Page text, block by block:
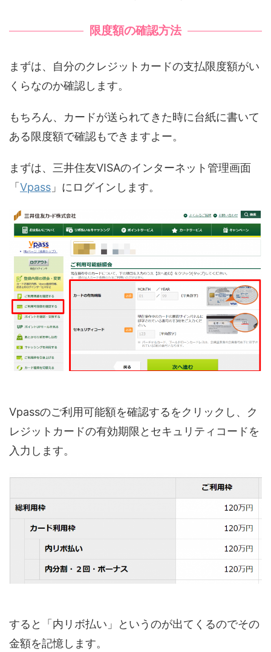
限度額の確認方法
まずは、自分のクレジットカードの支払限度額がい
くらなのか確認します。
もちろん、カードが送られてきた時に台紙に書いて
ある限度額で確認もできますよー。
まずは、三井住友VISAのインターネット管理画面
「 Vpass 」にログインします。
Vpassのご利用可能額を確認するをクリックし、ク
レジットカードの有効期限とセキュリティコードを
入力します。
すると「内リボ払い」というのが出てくるのでその
金額を記憶します。